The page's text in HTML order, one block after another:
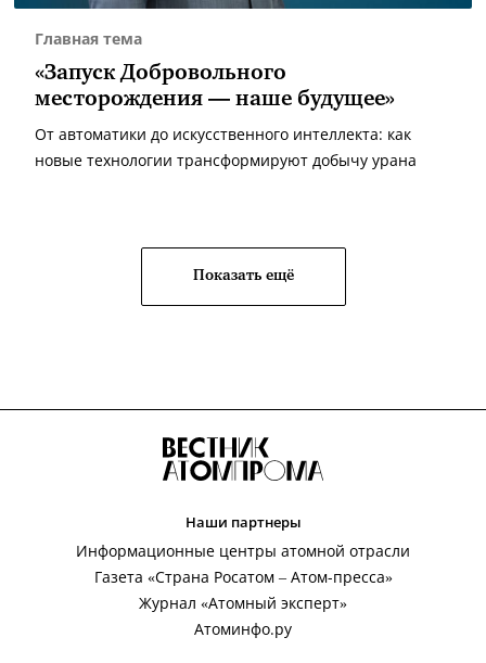
Главная тема
«Запуск Добровольного
месторождения — наше будущее»
От автоматики до искусственного интеллекта: как
новые технологии трансформируют добычу урана
Показать ещё
Наши партнеры
Информационные центры атомной отрасли
Газета «Страна Росатом – Атом-пресса»
Журнал «Атомный эксперт»
Атоминфо.ру